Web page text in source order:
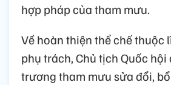
hợp pháp của tham mưu.
Về hoàn thiện thể chế thuộc
phụ trách, Chủ tịch Quốc hội
trương tham mưu sửa đổi,